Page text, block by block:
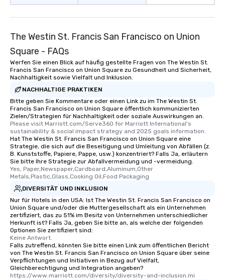
ensuring there is
experiences offer the
several renowned
discovered otherwise
at a typical corporate
a way to try some of
in the city and dive
cuisines and dishes.
selected dishes are
group experience,
key. Whether you
business hours or
you to provide
needs. Go for as Long or as Short as
scheduling, Lip
The Westin St. Francis San Francisco on Union
Square - FAQs
Werfen Sie einen Blick auf häufig gestellte Fragen von The Westin St.
Francis San Francisco on Union Square zu Gesundheit und Sicherheit,
Nachhaltigkeit sowie Vielfalt und Inklusion.
NACHHALTIGE PRAKTIKEN
Bitte geben Sie Kommentare oder einen Link zu im The Westin St.
Francis San Francisco on Union Square öffentlich kommunizierten
Zielen/Strategien für Nachhaltigkeit oder soziale Auswirkungen an.
Please visit Marriott.com/Serve360 for Marriott International's
sustainability & social impact strategy and 2025 goals information.
Hat The Westin St. Francis San Francisco on Union Square eine
Strategie, die sich auf die Beseitigung und Umleitung von Abfällen (z.
B. Kunststoffe, Papiere, Pappe, usw.) konzentriert? Falls Ja, erläutern
Sie bitte Ihre Strategie zur Abfallvermeidung und -vermeidung.
Yes, Paper,Newspaper,Cardboard,Aluminum,Other
Metals,Plastic,Glass,Cooking Oil,Food Packaging
DIVERSITÄT UND INKLUSION
Nur für Hotels in den USA: Ist The Westin St. Francis San Francisco on
Union Square und/oder die Muttergesellschaft als ein Unternehmen
zertifiziert, das zu 51% im Besitz von Unternehmen unterschiedlicher
Herkunft ist? Falls Ja, geben Sie bitte an, als welche der folgenden
Optionen Sie zertifiziert sind:
Keine Antwort.
Falls zutreffend, könnten Sie bitte einen Link zum öffentlichen Bericht
von The Westin St. Francis San Francisco on Union Square über seine
Verpflichtungen und Initiativen in Bezug auf Vielfalt,
Gleichberechtigung und Integration angeben?
https://www.marriott.com/diversity/diversity-and-inclusion.mi